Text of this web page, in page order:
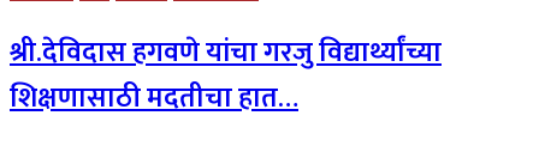
श्री.देविदास हगवणे यांचा गरजु विद्यार्थ्यांच्या
शिक्षणासाठी मदतीचा हात…